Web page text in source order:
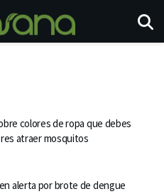
colores de ropa que debes
atraer mosquitos
alerta por brote de dengue